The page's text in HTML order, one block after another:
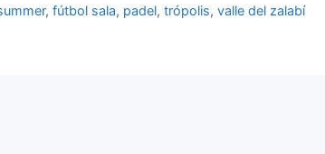
,fútbol sala, padel,trópolis,valle del zalabí